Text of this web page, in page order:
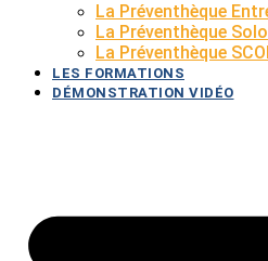
La Préventhèque
La Préventhèque Solo
La Préventhèque
LES FORMATIONS
DÉMONSTRATION VIDÉO